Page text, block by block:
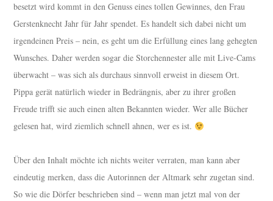
besetzt wird kommt in den Genuss eines tollen Gewinnes, den Frau
Gerstenknecht Jahr für Jahr spendet. Es handelt sich dabei nicht um
irgendeinen Preis – nein, es geht um die Erfüllung eines lang gehegten
Wunsches. Daher werden sogar die Storchennester alle mit Live-Cams
überwacht – was sich als durchaus sinnvoll erweist in diesem Ort.
Pippa gerät natürlich wieder in Bedrängnis, aber zu ihrer großen
Freude trifft sie auch einen alten Bekannten wieder. Wer alle Bücher
gelesen hat, wird ziemlich schnell ahnen, wer es ist.
Über den Inhalt möchte ich nichts weiter verraten, man kann aber
eindeutig merken, dass die Autorinnen der Altmark sehr zugetan sind.
So wie die Dörfer beschrieben sind – wenn man jetzt mal von der